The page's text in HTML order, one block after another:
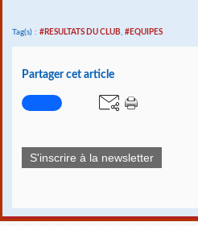
Tag(s) : #RESULTATS DU CLUB, #EQUIPES
Partager cet article
S'inscrire à la newsletter